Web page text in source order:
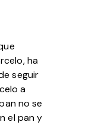
ha
seguir
a
no se
el pan y